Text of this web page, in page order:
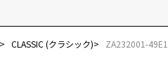
CLASSIC (クラシック) ZA232001-49E1